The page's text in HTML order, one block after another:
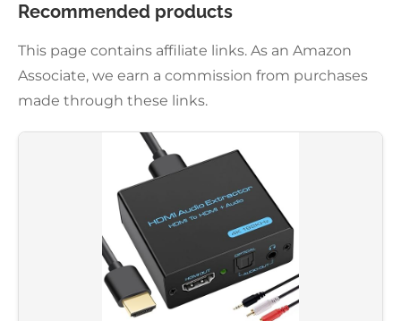
Recommended products
This page contains affiliate links. As an Amazon
Associate, we earn a commission from purchases
made through these links.